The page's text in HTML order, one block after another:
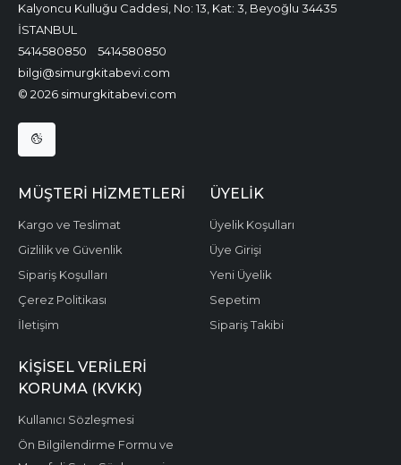
Kalyoncu Kulluğu Caddesi, No: 13, Kat: 3, Beyoğlu 34435
İSTANBUL
5414580850
5414580850
bilgi@simurgkitabevi.com
© 2026 simurgkitabevi.com
MÜŞTERI HIZMETLERI
Kargo ve Teslimat
Gizlilik ve Güvenlik
Sipariş Koşulları
Çerez Politikası
İletişim
ÜYELIK
Üyelik Koşulları
Üye Girişi
Yeni Üyelik
Sepetim
Sipariş Takibi
KIŞISEL VERILERI
KORUMA (KVKK)
Kullanıcı Sözleşmesi
Ön Bilgilendirme Formu ve